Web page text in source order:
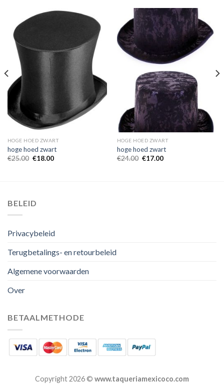
HOGE HOED ZWART
hoge hoed zwart
€25.00 €18.00
HOGE HOED ZWART
hoge hoed zwart
€24.00 €17.00
BELEID
Privacybeleid
Terugbetalings- en retourbeleid
Algemene voorwaarden
Over
BETAALMETHODE
Copyright 2026 © www.taqueriamexicoco.com